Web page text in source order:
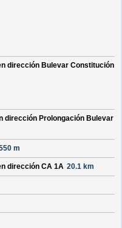
dirección Bulevar Constitución
dirección Prolongación Bulevar
m
dirección CA 1A 20.1 km